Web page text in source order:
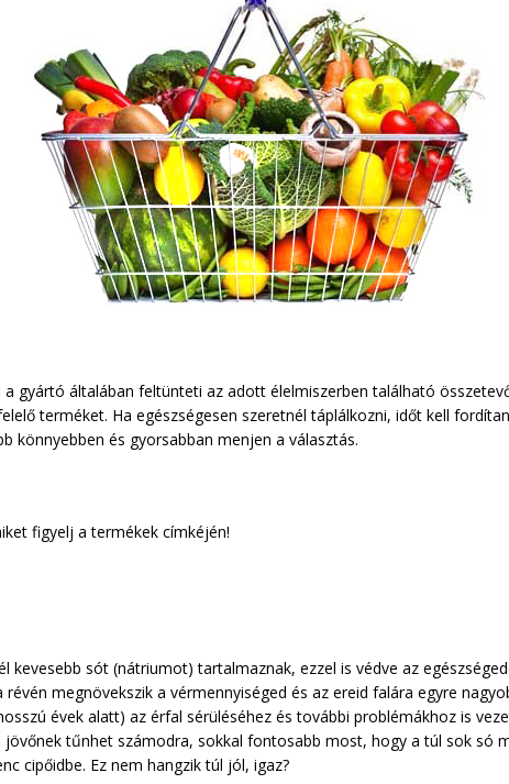
gyártó általában feltünteti az adott élelmiszerben található
terméket. Ha egészségesen szeretnél táplálkozni, időt kell
könnyebben és gyorsabban menjen a választás.
figyelj a termékek címkéjén!
kevesebb sót (nátriumot) tartalmaznak, ezzel is védve az
megnövekszik a vérmennyiséged és az ereid falára egyre
évek alatt) az érfal sérüléséhez és további problémákhoz is
tűnhet számodra, sokkal fontosabb most, hogy a túl sok só
cipőidbe. Ez nem hangzik túl jól, igaz?